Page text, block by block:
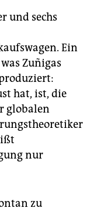
und sechs
Ein
Zuñigas
hat, ist, die
globalen
nur
zu